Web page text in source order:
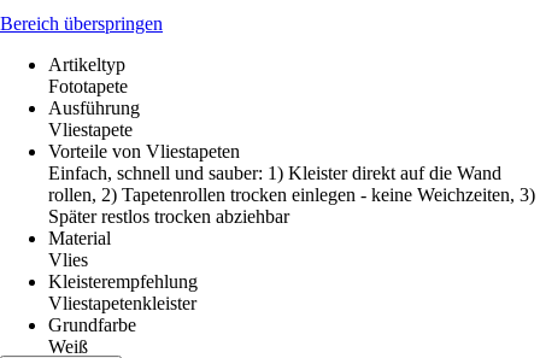
Bereich überspringen
Artikeltyp
Fototapete
Ausführung
Vliestapete
Vorteile von Vliestapeten
Einfach, schnell und sauber: 1) Kleister direkt auf die Wand
rollen, 2) Tapetenrollen trocken einlegen - keine Weichzeiten, 3)
Später restlos trocken abziehbar
Material
Vlies
Kleisterempfehlung
Vliestapetenkleister
Grundfarbe
Weiß